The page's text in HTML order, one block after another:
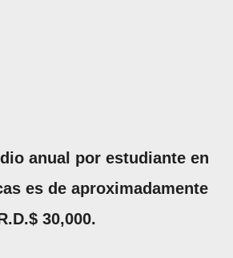
anual por estudiante en
es de aproximadamente
30,000.